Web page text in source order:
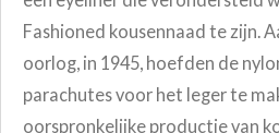
Fashioned kousennaad te zijn.
oorlog, in 1945, hoefden de
parachutes voor het leger te
oorspronkelijke productie van